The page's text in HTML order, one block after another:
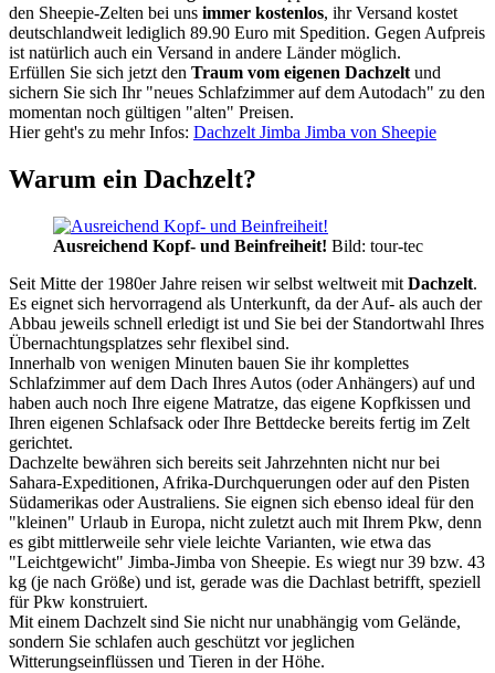
den Sheepie-Zelten bei uns immer kostenlos, ihr Versand kostet
deutschlandweit lediglich 89.90 Euro mit Spedition. Gegen Aufpreis
ist natürlich auch ein Versand in andere Länder möglich.
Erfüllen Sie sich jetzt den Traum vom eigenen Dachzelt und
sichern Sie sich Ihr "neues Schlafzimmer auf dem Autodach" zu den
momentan noch gültigen "alten" Preisen.
Hier geht's zu mehr Infos: Dachzelt Jimba Jimba von Sheepie
Warum ein Dachzelt?
Ausreichend Kopf- und Beinfreiheit! Bild: tour-tec
Seit Mitte der 1980er Jahre reisen wir selbst weltweit mit Dachzelt.
Es eignet sich hervorragend als Unterkunft, da der Auf- als auch der
Abbau jeweils schnell erledigt ist und Sie bei der Standortwahl Ihres
Übernachtungsplatzes sehr flexibel sind.
Innerhalb von wenigen Minuten bauen Sie ihr komplettes
Schlafzimmer auf dem Dach Ihres Autos (oder Anhängers) auf und
haben auch noch Ihre eigene Matratze, das eigene Kopfkissen und
Ihren eigenen Schlafsack oder Ihre Bettdecke bereits fertig im Zelt
gerichtet.
Dachzelte bewähren sich bereits seit Jahrzehnten nicht nur bei
Sahara-Expeditionen, Afrika-Durchquerungen oder auf den Pisten
Südamerikas oder Australiens. Sie eignen sich ebenso ideal für den
"kleinen" Urlaub in Europa, nicht zuletzt auch mit Ihrem Pkw, denn
es gibt mittlerweile sehr viele leichte Varianten, wie etwa das
"Leichtgewicht" Jimba-Jimba von Sheepie. Es wiegt nur 39 bzw. 43
kg (je nach Größe) und ist, gerade was die Dachlast betrifft, speziell
für Pkw konstruiert.
Mit einem Dachzelt sind Sie nicht nur unabhängig vom Gelände,
sondern Sie schlafen auch geschützt vor jeglichen
Witterungseinflüssen und Tieren in der Höhe.